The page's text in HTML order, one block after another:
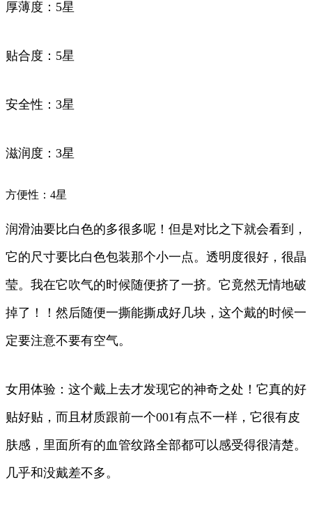
厚薄度：5星
贴合度：5星
安全性：3星
滋润度：3星
方便性：4星
润滑油要比白色的多很多呢！但是对比之下就会看到，
它的尺寸要比白色包装那个小一点。透明度很好，很晶
莹。我在它吹气的时候随便挤了一挤。它竟然无情地破
掉了！！然后随便一撕能撕成好几块，这个戴的时候一
定要注意不要有空气。
女用体验：这个戴上去才发现它的神奇之处！它真的好
贴好贴，而且材质跟前一个001有点不一样，它很有皮
肤感，里面所有的血管纹路全部都可以感受得很清楚。
几乎和没戴差不多。